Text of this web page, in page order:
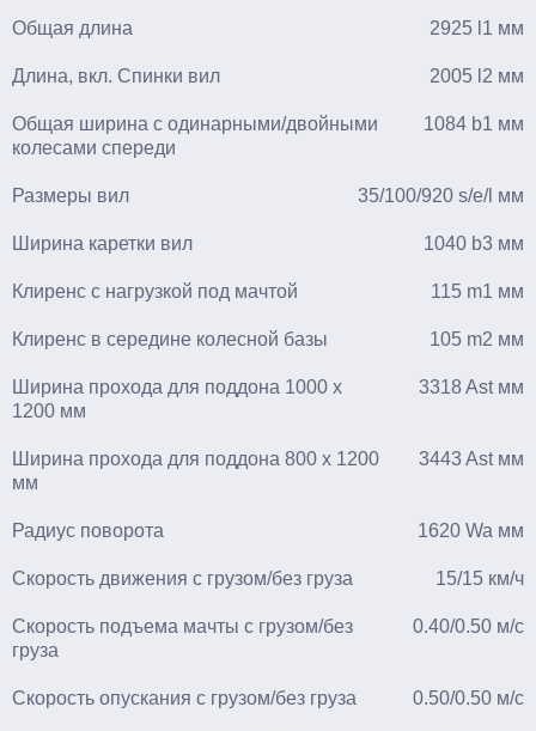
Общая длина 2925 l1 мм
Длина, вкл. Спинки вил 2005 l2 мм
Общая ширина с одинарными/двойными
колесами спереди
1084 b1 мм
Размеры вил 35/100/920 s/e/l мм
Ширина каретки вил 1040 b3 мм
Клиренс с нагрузкой под мачтой 115 m1 мм
Клиренс в середине колесной базы 105 m2 мм
Ширина прохода для поддона 1000 x
1200 мм
3318 Ast мм
Ширина прохода для поддона 800 x 1200
мм
3443 Ast мм
Радиус поворота 1620 Wa мм
Скорость движения с грузом/без груза 15/15 км/ч
Скорость подъема мачты с грузом/без
груза
0.40/0.50 м/с
Скорость опускания с грузом/без груза 0.50/0.50 м/с